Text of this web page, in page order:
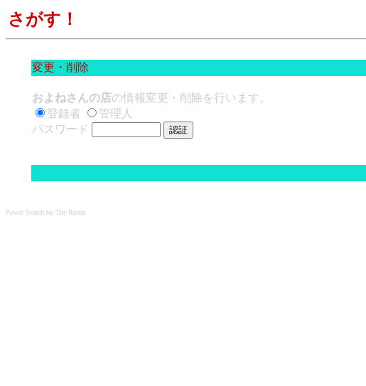
さがす！
変更・削除
およねさんの店の情報変更・削除を行います。
登録者
管理人
パスワード
Power Search by The Room